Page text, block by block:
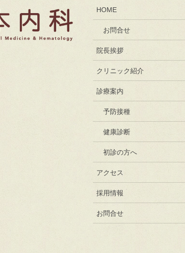
HOME
お問合せ
院長挨拶
クリニック紹介
診療案内
予防接種
健康診断
初診の方へ
アクセス
採用情報
お問合せ